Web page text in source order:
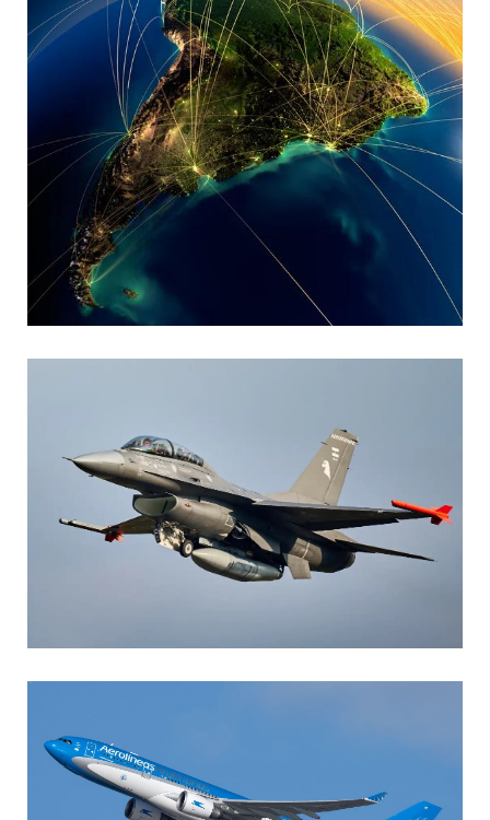
MARIA SONZINI
Aviación Comercial
Aviación General
AGUSTIN BOFFI
Aviación Militar, Fuerza Aérea Argentina